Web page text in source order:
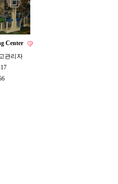
Center
관리자